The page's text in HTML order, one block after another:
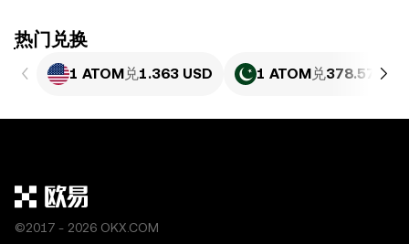
ִִִִִִִִִִִִִִִִִִִִִִִִִִִִִִִִִִִִִִִִִִִִִִִִ热门兑换
1 ATOM兑1.363 USD 1 ATOM兑378.57 PKR
©2017 - 2026 OKX.COM